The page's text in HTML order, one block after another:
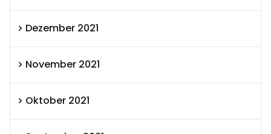
Dezember 2021
November 2021
Oktober 2021